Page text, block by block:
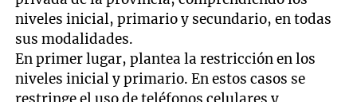
niveles inicial, primario y secundario, en todas
sus modalidades.
En primer lugar, plantea la restricción en los
niveles inicial y primario. En estos casos se